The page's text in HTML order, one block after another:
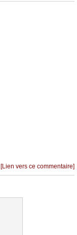
[Lien vers ce commentaire]